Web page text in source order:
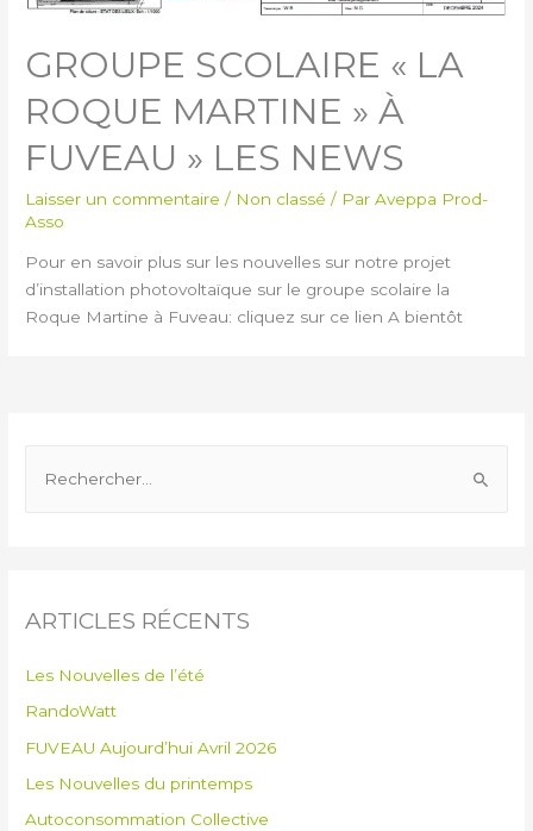
GROUPE SCOLAIRE « LA
ROQUE MARTINE » À
FUVEAU » LES NEWS
Laisser un commentaire / Non classé / ParAveppa Prod-
Asso
Pour en savoir plus sur les nouvelles sur notre projet
d’installation photovoltaïque sur le groupe scolaire la
Roque Martine à Fuveau: cliquez sur ce lien A bientôt
ARTICLES RÉCENTS
Les Nouvelles de l’été
RandoWatt
FUVEAU Aujourd’hui Avril 2026
Les Nouvelles du printemps
Autoconsommation Collective